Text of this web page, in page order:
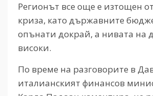
Регионът все още е изтощен
криза, като държавните
опънати докрай, а нивата на
високи.
По време на разговорите в
италианският финансов